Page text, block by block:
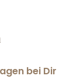
bei Dir